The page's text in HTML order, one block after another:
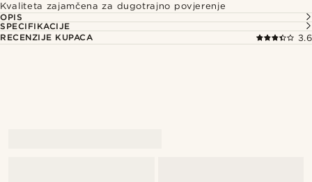
Kvaliteta zajamčena za dugotrajno povjerenje
OPIS
SPECIFIKACIJE
RECENZIJE KUPACA
3.6